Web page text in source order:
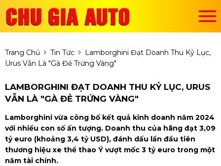
Trang Chủ Tin Tức
Lamborghini Đạt Doanh Thu Kỷ Lục,
Urus Vẫn Là "gà Đẻ Trứng Vàng"
LAMBORGHINI ĐẠT DOANH THU KỶ LỤC, URUS
VẪN LÀ "GÀ ĐẺ TRỨNG VÀNG"
Lamborghini vừa công bố kết quả kinh doanh năm 2024
với nhiều con số ấn tượng. Doanh thu của hãng đạt 3,09
tỷ euro (khoảng 3,4 tỷ USD), đánh dấu lần đầu tiên
thương hiệu xe thể thao Ý vượt mốc 3 tỷ euro trong một
năm tài chính.